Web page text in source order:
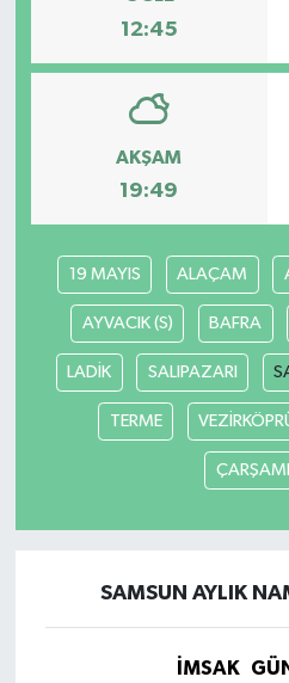
12:45
AKŞAM
19:49
19 MAYIS ALAÇAM
AYVACIK (S) BAFRA
LADİK SALIPAZARI
TERME
SAMSUN AYLIK
İMSAK